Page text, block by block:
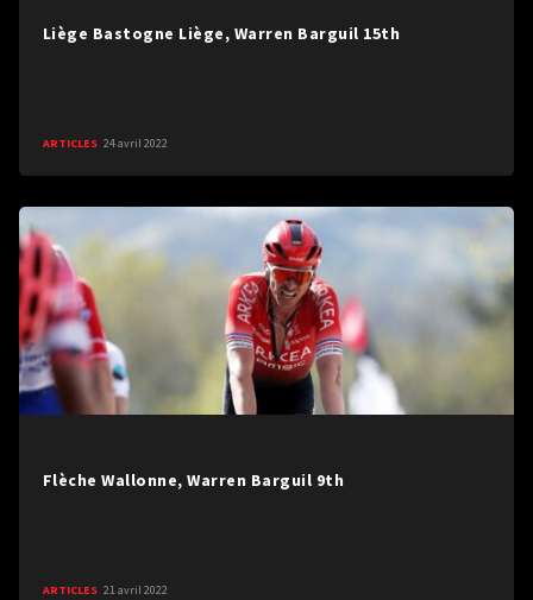
Liège Bastogne Liège, Warren Barguil 15th
ARTICLES 24 avril 2022
Flèche Wallonne, Warren Barguil 9th
ARTICLES 21 avril 2022